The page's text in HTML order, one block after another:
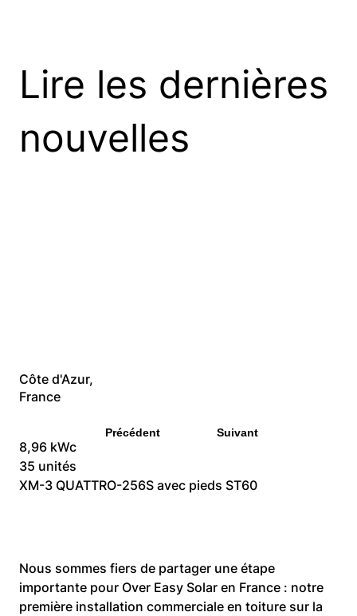
Côte d'Azur,
France
8,96 kWc
35 unités
XM-3 QUATTRO-256S avec pieds ST60
Nous sommes fiers de partager une étape
importante pour Over Easy Solar en France : notre
première installation commerciale en toiture sur la
Lire les dernières
nouvelles
Précédent Suivant